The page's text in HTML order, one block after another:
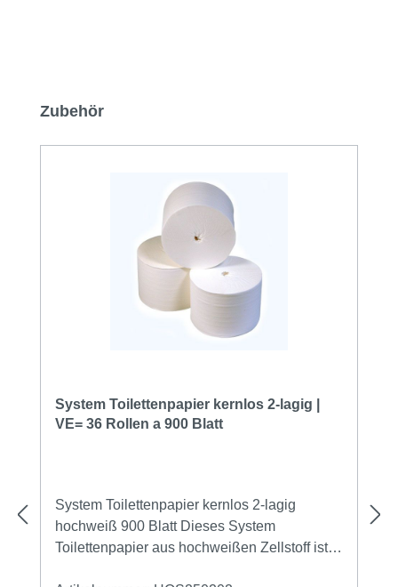
Produktgalerie überspringen
Zubehör
System Toilettenpapier kernlos 2-lagig |
VE= 36 Rollen a 900 Blatt
System Toilettenpapier kernlos 2-lagig
hochweiß 900 Blatt Dieses System
Toilettenpapier aus hochweißen Zellstoff ist